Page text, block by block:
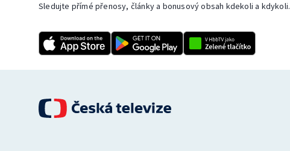
Sledujte přímé přenosy, články a bonusový obsah kdekoli a kdykoli.